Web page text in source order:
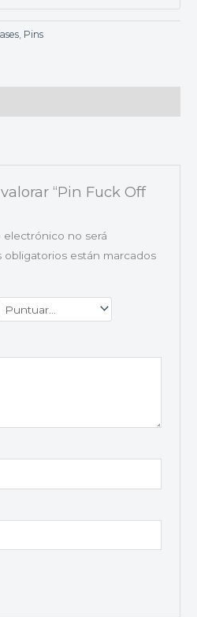
, Pins
“Pin Fuck Off
no será
obligatorios están marcados